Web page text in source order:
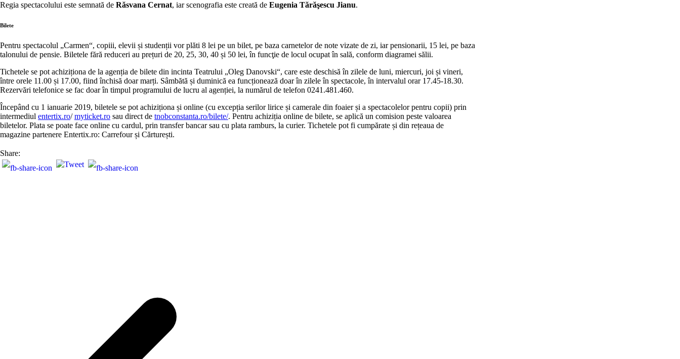
Regia spectacolului este semnată de Răsvana Cernat, iar scenografia este creată de Eugenia Tărăşescu Jianu.
Bilete
Pentru spectacolul „Carmen“, copiii, elevii și studenții vor plăti 8 lei pe un bilet, pe baza carnetelor de note vizate de zi, iar pensionarii, 15 lei, pe baza
talonului de pensie. Biletele fără reduceri au prețuri de 20, 25, 30, 40 și 50 lei, în funcţie de locul ocupat în sală, conform diagramei sălii.
Tichetele se pot achiziționa de la agenția de bilete din incinta Teatrului „Oleg Danovski“, care este deschisă în zilele de luni, miercuri, joi și vineri,
între orele 11.00 și 17.00, fiind închisă doar marți. Sâmbătă și duminică ea funcționează doar în zilele în spectacole, în intervalul orar 17.45-18.30.
Rezervări telefonice se fac doar în timpul programului de lucru al agenției, la numărul de telefon 0241.481.460.
Începând cu 1 ianuarie 2019, biletele se pot achiziționa și online (cu excepția serilor lirice și camerale din foaier și a spectacolelor pentru copii) prin
intermediul entertix.ro/myticket.ro sau direct de tnobconstanta.ro/bilete/. Pentru achiziția online de bilete, se aplică un comision peste valoarea
biletelor. Plata se poate face online cu cardul, prin transfer bancar sau cu plata ramburs, la curier. Tichetele pot fi cumpărate și din rețeaua de
magazine partenere Entertix.ro: Carrefour și Cărturești.
Share: